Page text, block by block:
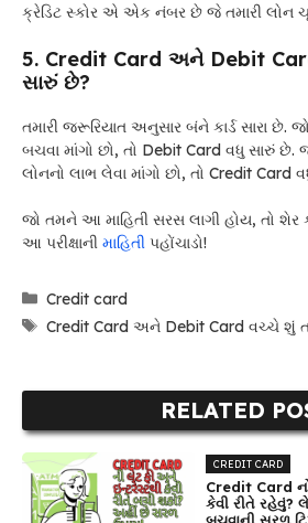
ક્રેડિટ સ્કોર એ એક નંબર છે જે તમારી લોન
5. Credit Card અને Debit
સારું છે?
તમારી જરૂરિયાત અનુસાર બંને કાર્ડ સારા છે.
બચવા માંગો છો, તો Debit Card વધુ સારું છે.
લોનનો લાભ લેવા માંગો છો, તો Credit Card
જો તમને આ માહિતી સરસ લાગી હોય, તો શેર
આ પરીક્ષાની માહિતી પહોંચાડો!
Categories
Credit card
Tags
Credit Card અને Debit Card વચ્ચે શું
RELATED
CREDIT CARD
Credit Card
કેવી રીતે રહેવું?
બચવાની સરળ